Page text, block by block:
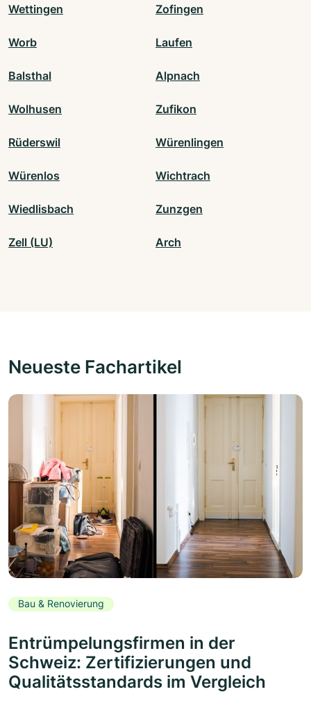
Wettingen Zofingen
Worb Laufen
Balsthal Alpnach
Wolhusen Zufikon
Rüderswil Würenlingen
Würenlos Wichtrach
Wiedlisbach Zunzgen
Zell (LU) Arch
Neueste Fachartikel
Bau & Renovierung
Entrümpelungsfirmen in der
Schweiz: Zertifizierungen und
Qualitätsstandards im Vergleich